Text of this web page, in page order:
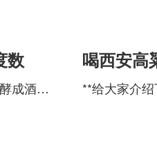
数
原浆酒指粮食通过曲发酵成酒，完全是不勾不对的原始酒液。在中国的酒行业中“原浆酒”可以说是具有较悠久的历史。上世纪60年代以前，中国传统意义上的白酒都是属于原浆酒的范畴。原浆酒是集营养、健康、时尚、美味
喝西安高
处？